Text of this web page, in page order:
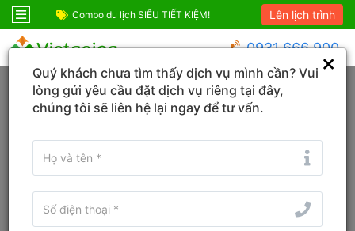
Combo du lịch SIÊU TIẾT KIỆM! Combo Phú Quốc
Lên lịch trình
0931 666 900
Trang chủ Quảng Ninh Cẩm Phả
Tìm tên Khách sạn, Tỉnh/TP, Địa danh...
Tìm khách sạn ở gần đây
Quý khách chưa tìm thấy dịch vụ mình cần? Vui
lòng gửi yêu cầu đặt dịch vụ riêng tại đây,
chúng tôi sẽ liên hệ lại ngay để tư vấn.